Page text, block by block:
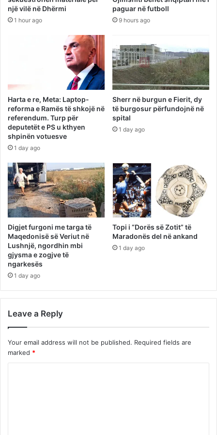
një vilë në Dhërmi
1 hour ago
paguar në futboll
9 hours ago
Harta e re, Meta: Laptop-
reforma e Ramës të shkojë në
referendum. Turp për
deputetët e PS u kthyen
shpinën votuesve
1 day ago
Sherr në burgun e Fierit, dy
të burgosur përfundojnë në
spital
1 day ago
Digjet furgoni me targa të
Maqedonisë së Veriut në
Lushnjë, ngordhin mbi
gjysma e zogjve të
ngarkesës
1 day ago
Topi i “Dorës së Zotit” të
Maradonës del në ankand
1 day ago
Leave a Reply
Your email address will not be published. Required fields are
marked *